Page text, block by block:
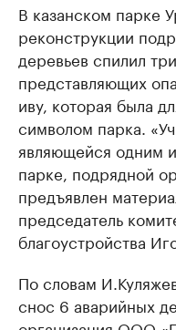
В казанском парке
реконструкции
деревьев спилил
представляющих
иву, которая была
символом парка.
являющейся одним
парке, подрядной
предъявлен
председатель
благоустройства
По словам
снос 6 аварийных